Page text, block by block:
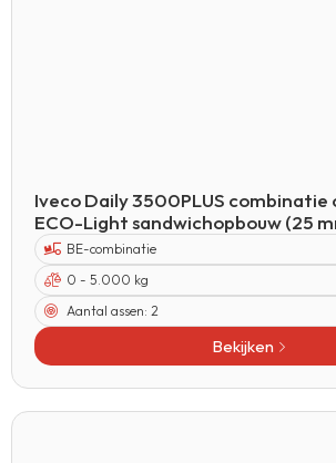
Iveco Daily 3500PLUS
ECO-Light sandwichopbouw (25
BE-combinatie
0 - 5.000 kg
Aantal assen: 2
Bekijken